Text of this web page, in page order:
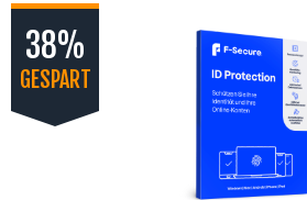
38%
GESPART